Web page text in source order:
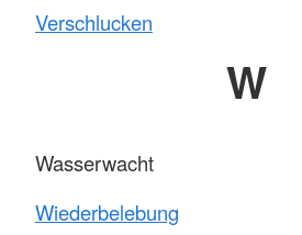
Verschlucken
W
Wasserwacht
Wiederbelebung